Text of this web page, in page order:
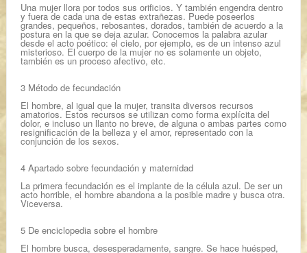
Una mujer llora por todos sus orificios. Y también engendra dentro
y fuera de cada una de estas extrañezas. Puede poseerlos
grandes, pequeños, rebosantes, dorados, también de acuerdo a la
postura en la que se deja azular. Conocemos la palabra azular
desde el acto poético: el cielo, por ejemplo, es de un intenso azul
misterioso. El cuerpo de la mujer no es solamente un objeto,
también es un proceso afectivo, etc.
3 Método de fecundación
El hombre, al igual que la mujer, transita diversos recursos
amatorios. Estos recursos se utilizan como forma explícita del
dolor, e incluso un llanto no breve, de alguna o ambas partes como
resignificación de la belleza y el amor, representado con la
conjunción de los sexos.
4 Apartado sobre fecundación y maternidad
La primera fecundación es el implante de la célula azul. De ser un
acto horrible, el hombre abandona a la posible madre y busca otra.
Viceversa.
5 De enciclopedia sobre el hombre
El hombre busca, desesperadamente, sangre. Se hace huésped,